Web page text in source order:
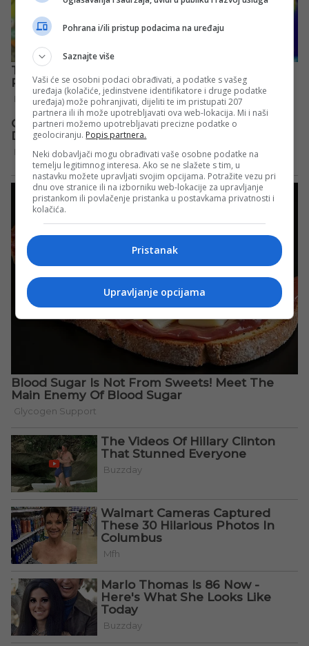
Pohrana i/ili pristup podacima na uređaju
Saznajte više
Vaši će se osobni podaci obrađivati, a podatke s vašeg
uređaja (kolačiće, jedinstvene identifikatore i druge podatke
uređaja) može pohranjivati, dijeliti te im pristupati 207
partnera ili ih može upotrebljavati ova web-lokacija. Mi i naši
partneri možemo upotrebljavati precizne podatke o
geolociranju. Popis partnera.
Neki dobavljači mogu obrađivati vaše osobne podatke na
temelju legitimnog interesa. Ako se ne slažete s tim, u
nastavku možete upravljati svojim opcijama. Potražite vezu pri
dnu ove stranice ili na izborniku web-lokacije za upravljanje
pristankom ili povlačenje pristanka u postavkama privatnosti i
kolačića.
Pristanak
Upravljanje opcijama